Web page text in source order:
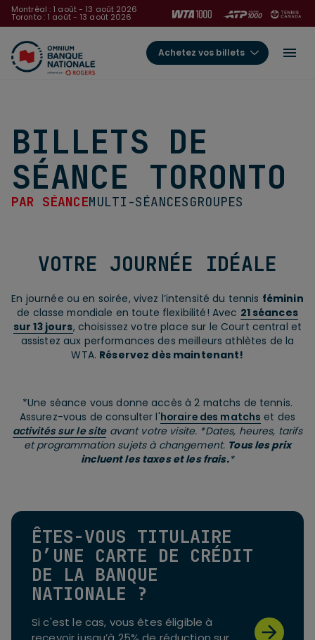
Montréal : 1 août - 13 août 2026
Toronto : 1 août - 13 août 2026
Achetez vos billets
BILLETS DE
SÉANCE TORONTO
PAR SÉANCEMULTI-SÉANCESGROUPES
VOTRE JOURNÉE IDÉALE
En journée ou en soirée, vivez l’intensité du tennis féminin
de classe mondiale en toute flexibilité! Avec 21 séances
sur 13jours, choisissez votre place sur le Court central et
assistez aux performances des meilleurs athlètes de la
WTA. Réservez dès maintenant!
*Une séance vous donne accès à 2 matchs de tennis.
Assurez-vous de consulter l'horaire des matchs et des
activités sur le siteavant votre visite. *Dates, heures, tarifs
et programmation sujets à changement. Tous les prix
incluent les taxes et les frais.*
ÊTES-VOUS TITULAIRE
D’UNE CARTE DE CRÉDIT
DE LA BANQUE
NATIONALE ?
Si c'est le cas, vous êtes éligible à